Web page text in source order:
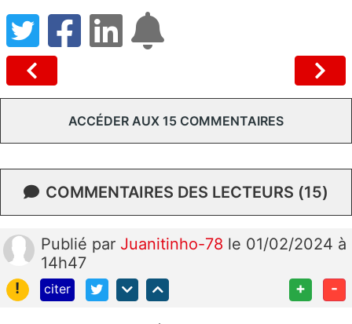
ACCÉDER AUX 15 COMMENTAIRES
COMMENTAIRES DES LECTEURS (15)
Publié par Juanitinho-78 le 01/02/2024 à
14h47
!
citer + -